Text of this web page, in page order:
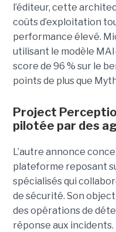
l’éditeur, cette
coûts d’exploitation
performance élevé.
utilisant le modèle
score de 96 % sur le
points de plus que
Project
pilotée par des
L’autre annonce
plateforme reposant
spécialisés qui
de sécurité. Son
des opérations de
réponse aux